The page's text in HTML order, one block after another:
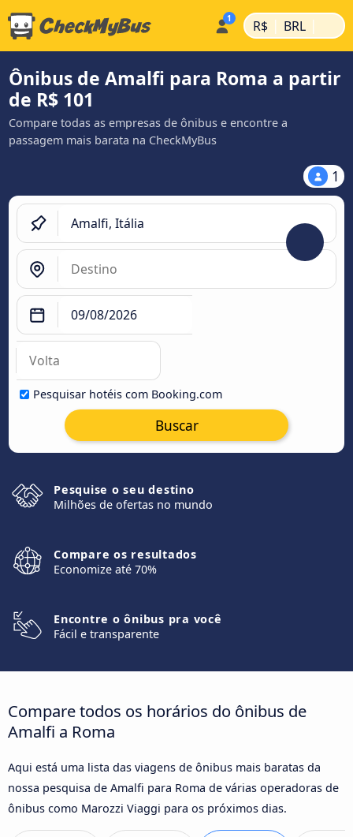
R$ | BRL |
Ônibus de Amalfi para Roma a partir
de R$ 101
Compare todas as empresas de ônibus e encontre a
passagem mais barata na CheckMyBus
1
Pesquisar hotéis com Booking.com
Buscar
Pesquise o seu destino
Milhões de ofertas no mundo
Compare os resultados
Economize até 70%
Encontre o ônibus pra você
Fácil e transparente
Compare todos os horários do ônibus de
Amalfi a Roma
Aqui está uma lista das viagens de ônibus mais baratas da
nossa pesquisa de Amalfi para Roma de várias operadoras de
ônibus como Marozzi Viaggi para os próximos dias.